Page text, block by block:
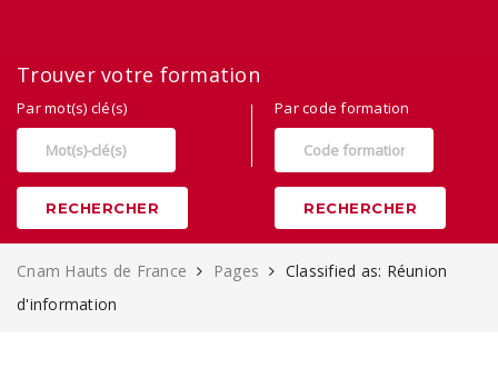
France
Trouver votre formation
Par mot(s) clé(s)
RECHERCHER
Par code formation
RECHERCHER
Cnam Hauts de France Pages
Classified as: Réunion
d'information